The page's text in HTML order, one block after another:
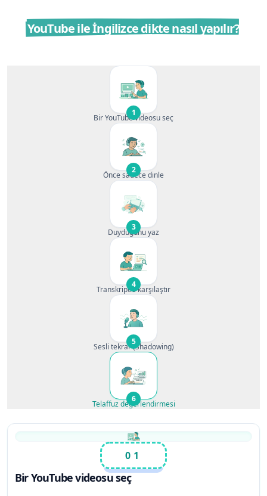
YouTube ile İngilizce dikte nasıl yapılır?
1
Bir YouTube videosu seç
2
Önce sadece dinle
3
Duyduğunu yaz
4
Transkriptle karşılaştır
5
Sesli tekrar (Shadowing)
6
Telaffuz değerlendirmesi
01
Bir YouTube videosu seç